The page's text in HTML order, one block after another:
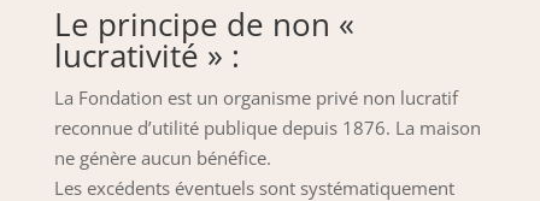
Le principe de non «
lucrativité » :
La Fondation est un organisme privé non lucratif
reconnue d’utilité publique depuis 1876. La maison
ne génère aucun bénéfice.
Les excédents éventuels sont systématiquement